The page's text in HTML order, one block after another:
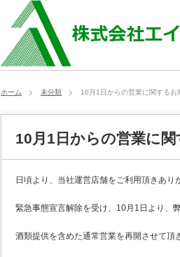
ホーム 未分類 10月1日からの営業に関するお
10月1日からの営業に
日頃より、当社運営店舗をご利用頂きあり
緊急事態宣言解除を受け、10月1日より、
酒類提供を含めた通常営業を再開させて頂